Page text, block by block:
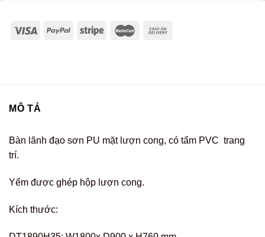
MÔ TẢ
Bàn lãnh đạo sơn PU mặt lượn cong, có tấm PVC trang
trí.
Yếm được ghép hộp lượn cong.
Kích thước: